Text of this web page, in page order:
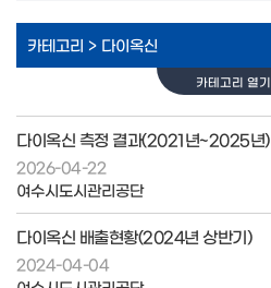
카테고리 > 다이옥신
카테고리 열기
다이옥신 측정 결과(2021년~2025년)
2026-04-22
여수시도시관리공단
다이옥신 배출현황(2024년 상반기)
2024-04-04